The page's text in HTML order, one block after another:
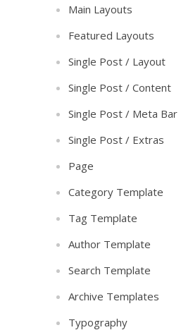
Main Layouts
Featured Layouts
Single Post / Layout
Single Post / Content
Single Post / Meta Bar
Single Post / Extras
Page
Category Template
Tag Template
Author Template
Search Template
Archive Templates
Typography